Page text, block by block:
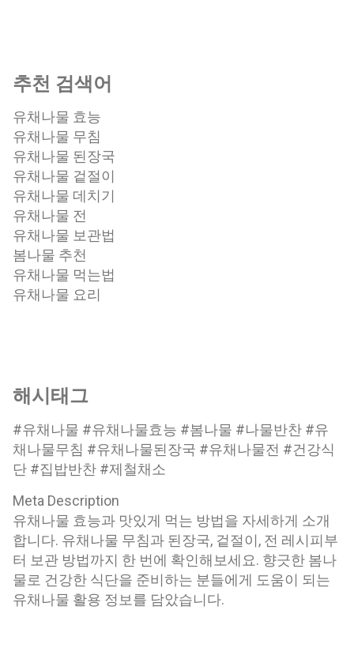
추천 검색어
유채나물 효능
유채나물 무침
유채나물 된장국
유채나물 겉절이
유채나물 데치기
유채나물 전
유채나물 보관법
봄나물 추천
유채나물 먹는법
유채나물 요리
해시태그
#유채나물 #유채나물효능 #봄나물 #나물반찬 #유
채나물무침 #유채나물된장국 #유채나물전 #건강식
단 #집밥반찬 #제철채소
Meta Description
유채나물 효능과 맛있게 먹는 방법을 자세하게 소개
합니다. 유채나물 무침과 된장국, 겉절이, 전 레시피부
터 보관 방법까지 한 번에 확인해보세요. 향긋한 봄나
물로 건강한 식단을 준비하는 분들에게 도움이 되는
유채나물 활용 정보를 담았습니다.